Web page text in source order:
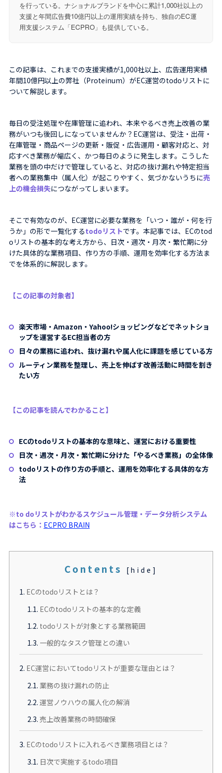
を行っている。ナショナルブランドを中心に累計1,000社以上の
支援と年間広告費10億円以上の運用実績を持ち、独自のEC運
用支援システム「ECPRO」も提供している。
この記事は、これまでの支援実績が1,000社以上、広告運用実績
年間10億円以上の弊社（Proteinum）がEC運営のtodoリストに
ついて解説します。
毎日の受注処理や在庫管理に追われ、本来やるべき売上改善の業
務がいつも後回しになっていませんか？EC運営は、受注・出荷・
在庫管理・商品ページの更新・販促・広告運用・顧客対応と、対
応すべき業務が幅広く、かつ毎日のように発生します。こうした
業務を頭の中だけで管理していると、対応の抜け漏れや特定担当
者への業務集中（属人化）が起こりやすく、気づかないうちに売
上の機会損失につながってしまいます。
そこで有効なのが、EC運営に必要な業務を「いつ・誰が・何を行
うか」の形で一覧化するtodoリストです。本記事では、ECのtod
oリストの基本的な考え方から、日次・週次・月次・繁忙期に分
けた具体的な業務項目、作り方の手順、運用を効率化する方法ま
でを体系的に解説します。
【この記事の対象者】
楽天市場・Amazon・Yahoo!ショッピングなどでネットショ
ップを運営するEC担当者の方
日々の業務に追われ、抜け漏れや属人化に課題を感じている方
ルーティン業務を整理し、売上を伸ばす改善活動に時間を割き
たい方
【この記事を読んでわかること】
ECのtodoリストの基本的な意味と、運営における重要性
日次・週次・月次・繁忙期に分けた「やるべき業務」の全体像
todoリストの作り方の手順と、運用を効率化する具体的な方
法
※to doリストがわかるスケジュール管理・データ分析システム
はこちら： ECPRO BRAIN
Contents [ hide ]
1. ECのtodoリストとは？
1.1. ECのtodoリストの基本的な定義
1.2. todoリストが対象とする業務範囲
1.3. 一般的なタスク管理との違い
2. EC運営においてtodoリストが重要な理由とは？
2.1. 業務の抜け漏れの防止
2.2. 運営ノウハウの属人化の解消
2.3. 売上改善業務の時間確保
3. ECのtodoリストに入れるべき業務項目とは？
3.1. 日次で実施するtodo項目